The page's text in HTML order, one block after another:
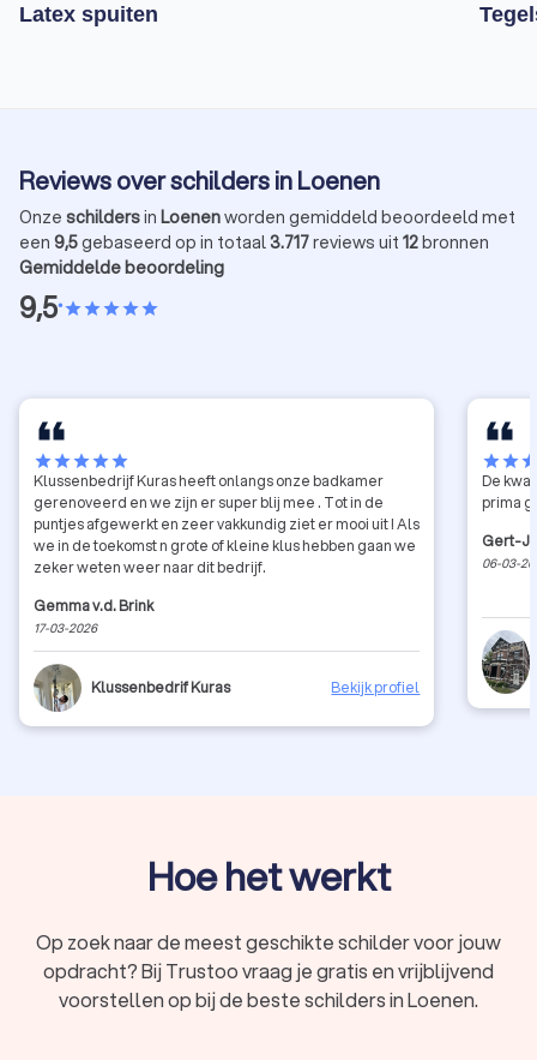
Latex spuiten
Reviews over schilders in Loenen
Onze schildersin Loenenworden gemiddeld beoordeeld met
een 9,5gebaseerd op in totaal3.717reviews uit 12bronnen
Gemiddelde beoordeling
9,5•starstarstarstarstar
starstarstarstarstar
Klussenbedrijf Kuras heeft onlangs onze badkamer
gerenoveerd en we zijn er super blij mee . Tot in de
puntjes afgewerkt en zeer vakkundig ziet er mooi uit ! Als
we in de toekomst n grote of kleine klus hebben gaan we
zeker weten weer naar dit bedrijf.
Gemma v.d. Brink
17-03-2026
Klussenbedrif Kuras Bekijk profiel
starstar
De
prima
Gert-
06-03-
Hoe het werkt
Op zoek naar de meest geschikte schilder voor jouw
opdracht? Bij Trustoo vraag je gratis en vrijblijvend
voorstellen op bij de beste schilders in Loenen.